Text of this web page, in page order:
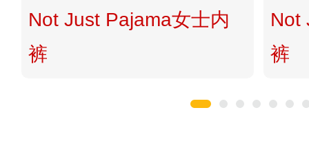
Not Just Pajama女士内
裤
Not
裤